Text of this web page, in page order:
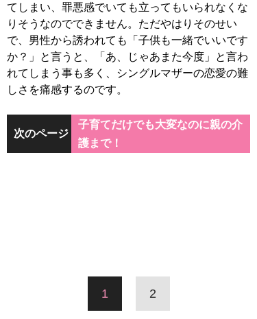
てしまい、罪悪感でいても立ってもいられなくな
りそうなのでできません。ただやはりそのせい
で、男性から誘われても「子供も一緒でいいです
か？」と言うと、「あ、じゃあまた今度」と言わ
れてしまう事も多く、シングルマザーの恋愛の難
しさを痛感するのです。
次のページ
子育てだけでも大変なのに親の介
護まで！
1 2